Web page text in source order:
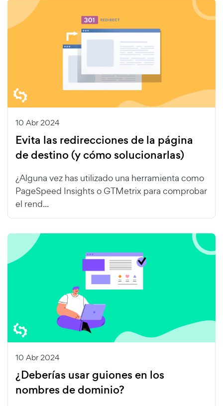
10 Abr 2024
Evita las redirecciones de la página
de destino (y cómo solucionarlas)
¿Alguna vez has utilizado una herramienta como
PageSpeed Insights o GTMetrix para comprobar
el rend...
10 Abr 2024
¿Deberías usar guiones en los
nombres de dominio?